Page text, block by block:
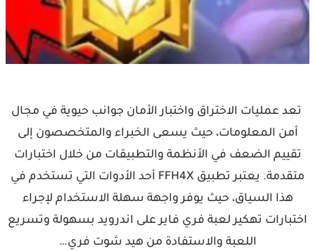
تعد عمليات الاختراق واختبار الأمان جوانب حيوية في مجال
أمن المعلومات، حيث يسعى الخبراء والمتخصصون إلى
تقييم الضعف في الأنظمة والتطبيقات من خلال اختبارات
متقدمة. يعتبر تطبيق FFH4X أحد الأدوات التي تستخدم في
هذا السياق، حيث يوفر واجهة سهلة الاستخدام لإجراء
اختبارات تهكير لعبة فري فاير على اندرويد بسهولة وتسريع
اللعبة والاستفادة من هيد شوت فري…